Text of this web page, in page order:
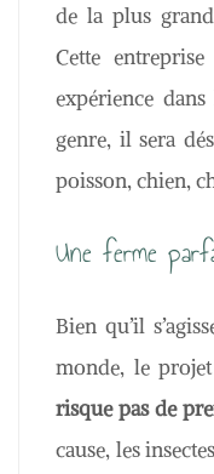
de la plus
Cette
expérience
genre, il sera
poisson, chien,
Une ferme
Bien qu’il
monde, le
risque pas de
cause, les